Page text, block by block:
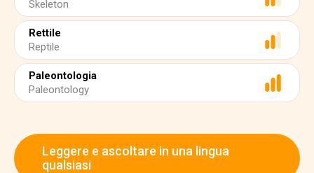
Skeleton
Rettile
Reptile
Paleontologia
Paleontology
Leggere e ascoltare in una lingua
qualsiasi